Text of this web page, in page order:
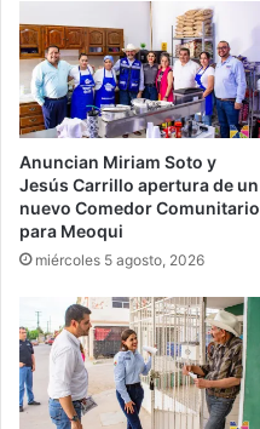
Anuncian Miriam Soto y
Jesús Carrillo apertura de un
nuevo Comedor Comunitario
para Meoqui
miércoles 5 agosto, 2026